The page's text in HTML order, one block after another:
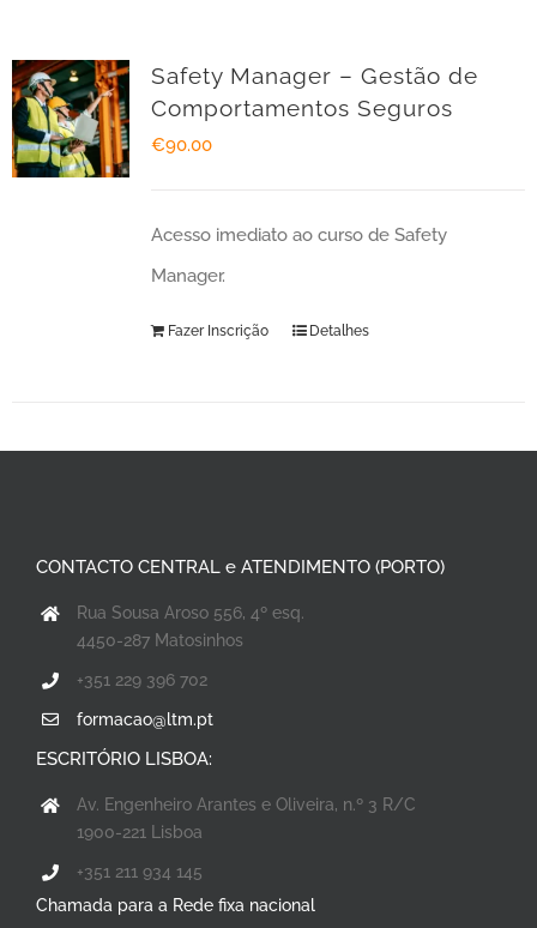
Safety Manager – Gestão de
Comportamentos Seguros
€90.00
Acesso imediato ao curso de Safety
Manager.
Fazer Inscrição Detalhes
CONTACTO CENTRAL e ATENDIMENTO (PORTO)
Rua Sousa Aroso 556, 4º esq.
4450-287 Matosinhos
+351 229 396 702
formacao@ltm.pt
ESCRITÓRIO LISBOA:
Av. Engenheiro Arantes e Oliveira, n.º 3 R/C
1900-221 Lisboa
+351 211 934 145
Chamada para a Rede fixa nacional